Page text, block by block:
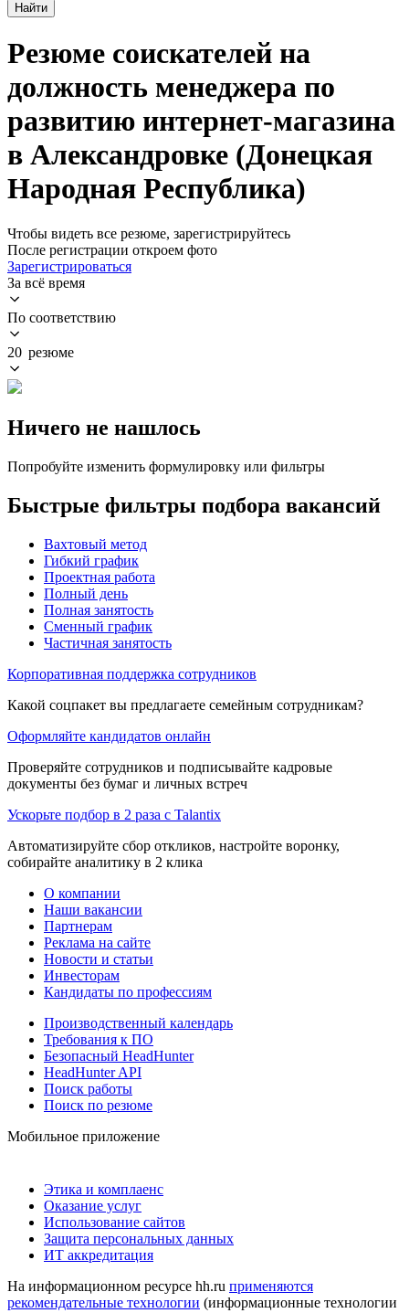
Найти
Резюме соискателей на
должность менеджера по
развитию интернет-магазина
в Александровке (Донецкая
Народная Республика)
Чтобы видеть все резюме, зарегистрируйтесь
После регистрации откроем фото
Зарегистрироваться
За всё время
По соответствию
20 резюме
Ничего не нашлось
Попробуйте изменить формулировку или фильтры
Быстрые фильтры подбора вакансий
Вахтовый метод
Гибкий график
Проектная работа
Полный день
Полная занятость
Сменный график
Частичная занятость
Корпоративная поддержка сотрудников
Какой соцпакет вы предлагаете семейным сотрудникам?
Оформляйте кандидатов онлайн
Проверяйте сотрудников и подписывайте кадровые
документы без бумаг и личных встреч
Ускорьте подбор в 2 раза с Talantix
Автоматизируйте сбор откликов, настройте воронку,
собирайте аналитику в 2 клика
О компании
Наши вакансии
Партнерам
Реклама на сайте
Новости и статьи
Инвесторам
Кандидаты по профессиям
Производственный календарь
Требования к ПО
Безопасный HeadHunter
HeadHunter API
Поиск работы
Поиск по резюме
Мобильное приложение
Этика и комплаенс
Оказание услуг
Использование сайтов
Защита персональных данных
ИТ аккредитация
На информационном ресурсе hh.ru применяются
рекомендательные технологии (информационные технологии